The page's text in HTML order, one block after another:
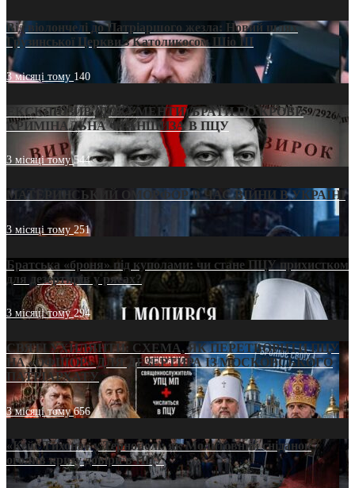
Від віолончелі до Патріаршого жезла: Новий шлях
Грузинської Церкви з Католикосом Шіо III
3 місяці тому 140
ЕКСКЛЮЗИВ (ДОКУМЕНТИ)/БРАТИ ПО КРОВІ:
КРИМІНАЛЬНА ФРАНШИЗА В ПЦУ
3 місяці тому544
МАТЕРИНСЬКИЙ ОМОРФОР В ЧАС ВІЙНИ В УКРАЇНІ
3 місяці тому251
Братська «броня» під куполами: чи стане ПЦУ прихистком
для дезертирів у рясах?
3 місяці тому294
СВЯТІ УХИЛЯНТИ: СХЕМА, ЯК ПЕРЕТВОРИТИ ПЦУ
НА «ОФШОР» ДЛЯ ДЕЗЕРТИРА ІЗ МОСКОВСЬКОГО
ПАТРІАРХАТУ
3 місяці тому656
«Кейс Тихона» у Тернополі: як Молитовний сніданок
оголив кризу довіри в ПЦУ